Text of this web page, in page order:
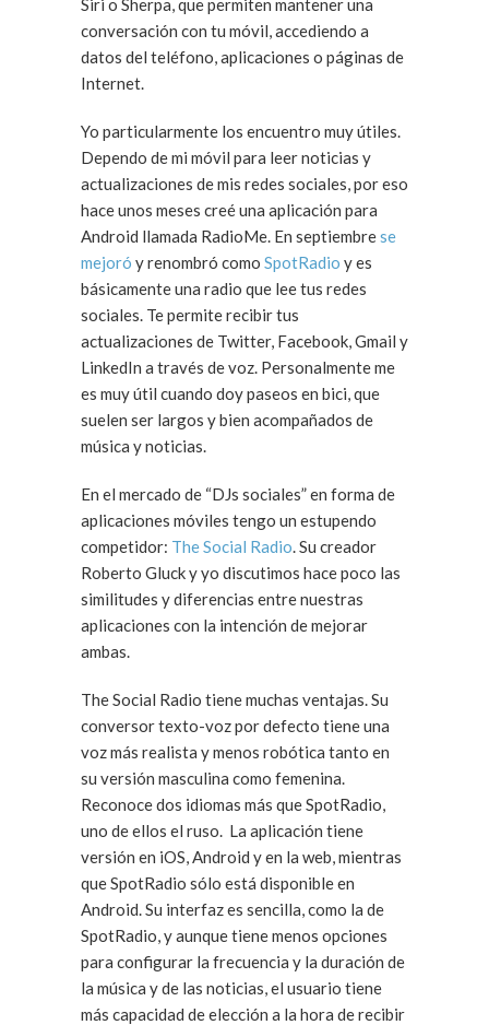
Siri o Sherpa, que permiten mantener una
conversación con tu móvil, accediendo a
datos del teléfono, aplicaciones o páginas de
Internet.
Yo particularmente los encuentro muy útiles.
Dependo de mi móvil para leer noticias y
actualizaciones de mis redes sociales, por eso
hace unos meses creé una aplicación para
Android llamada RadioMe. En septiembrese
mejoró y renombró como SpotRadio y es
básicamente una radio que lee tus redes
sociales. Te permite recibir tus
actualizaciones de Twitter, Facebook, Gmail y
LinkedIn a través de voz. Personalmente me
es muy útil cuando doy paseos en bici, que
suelen ser largos y bien acompañados de
música y noticias.
En el mercado de “DJs sociales” en forma de
aplicaciones móviles tengo un estupendo
competidor: The Social Radio. Su creador
Roberto Gluck y yo discutimos hace poco las
similitudes y diferencias entre nuestras
aplicaciones con la intención de mejorar
ambas.
The Social Radio tiene muchas ventajas. Su
conversor texto-voz por defecto tiene una
voz más realista y menos robótica tanto en
su versión masculina como femenina.
Reconoce dos idiomas más que SpotRadio,
uno de ellos el ruso. La aplicación tiene
versión en iOS, Android y en la web, mientras
que SpotRadio sólo está disponible en
Android. Su interfaz es sencilla, como la de
SpotRadio, y aunque tiene menos opciones
para configurar la frecuencia y la duración de
la música y de las noticias, el usuario tiene
más capacidad de elección a la hora de recibir